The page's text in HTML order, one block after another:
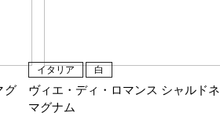
グ
イタリア 白
ヴィエ・ディ・ロマンス シャルドネ
マグナム